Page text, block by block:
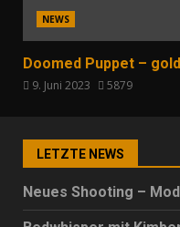
NEWS
Doomed Puppet –
9. Juni 2023 5879
LETZTE NEWS
Neues Shooting –